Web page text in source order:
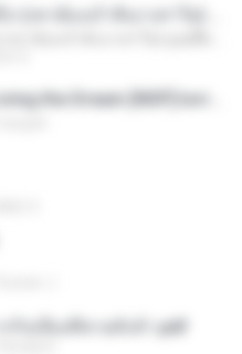
กิจเลี้ยงพี่ชายทั้งห้า.pdf